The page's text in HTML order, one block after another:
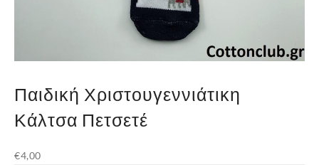
Παιδική Χριστουγεννιάτικη
Κάλτσα Πετσετέ
€4,00